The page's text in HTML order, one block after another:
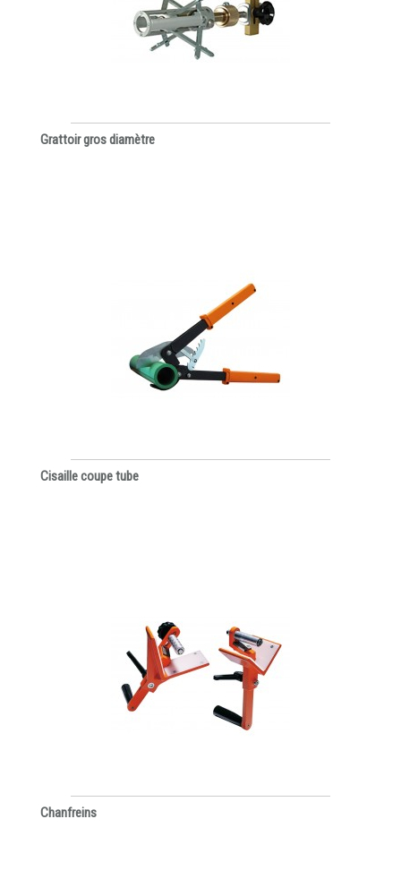
Grattoir gros diamètre
Cisaille coupe tube
Chanfreins